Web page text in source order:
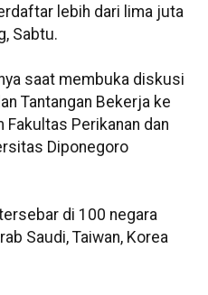
lebih dari lima juta
Sabtu.
saat membuka diskusi
Tantangan Bekerja ke
Fakultas Perikanan dan
Diponegoro
di 100 negara
Saudi, Taiwan, Korea